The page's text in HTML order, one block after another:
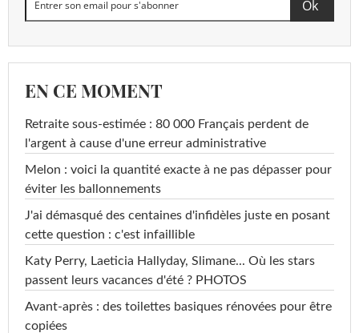
EN CE MOMENT
Retraite sous-estimée : 80 000 Français perdent de
l'argent à cause d'une erreur administrative
Melon : voici la quantité exacte à ne pas dépasser pour
éviter les ballonnements
J'ai démasqué des centaines d'infidèles juste en posant
cette question : c'est infaillible
Katy Perry, Laeticia Hallyday, Slimane... Où les stars
passent leurs vacances d'été ? PHOTOS
Avant-après : des toilettes basiques rénovées pour être
copiées